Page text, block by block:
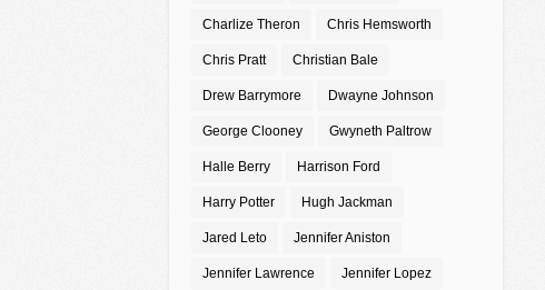
Charlize Theron Chris Hemsworth
Chris Pratt Christian Bale
Drew Barrymore Dwayne Johnson
George Clooney Gwyneth Paltrow
Halle Berry Harrison Ford
Harry Potter Hugh Jackman
Jared Leto Jennifer Aniston
Jennifer Lawrence Jennifer Lopez